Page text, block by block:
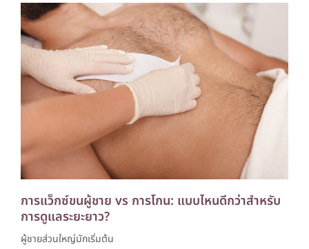
การแว็กซ์ขนผู้ชาย vs การโกน: แบบไหนดีกว่าสำหรับ
การดูแลระยะยาว?
ผู้ชายส่วนใหญ่มักเริ่มต้น